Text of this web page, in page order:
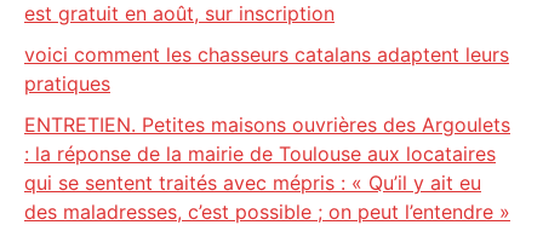
est gratuit en août, sur inscription
voici comment les chasseurs catalans adaptent leurs
pratiques
ENTRETIEN. Petites maisons ouvrières des Argoulets
: la réponse de la mairie de Toulouse aux locataires
qui se sentent traités avec mépris : « Qu’il y ait eu
des maladresses, c’est possible ; on peut l’entendre »